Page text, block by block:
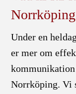
Norrköping
Under en
er mer om
Norrköping. Vi